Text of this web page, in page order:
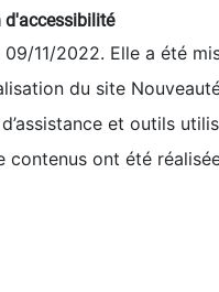
d'accessibilité
11/2022. Elle a été
du site
et outils
ont été